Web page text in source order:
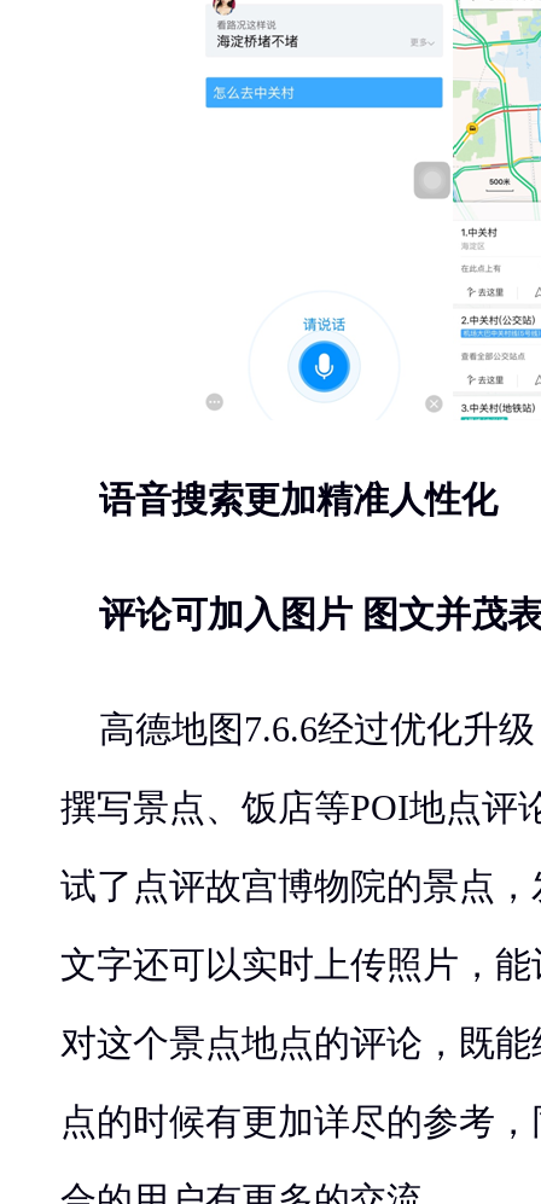
语音搜索更加精准人性化
评论可加入图片 图文并茂
高德地图7.6.6经过优化升
撰写景点、饭店等POI地点评
试了点评故宫博物院的景点
文字还可以实时上传照片，
对这个景点地点的评论，既
点的时候有更加详尽的参考